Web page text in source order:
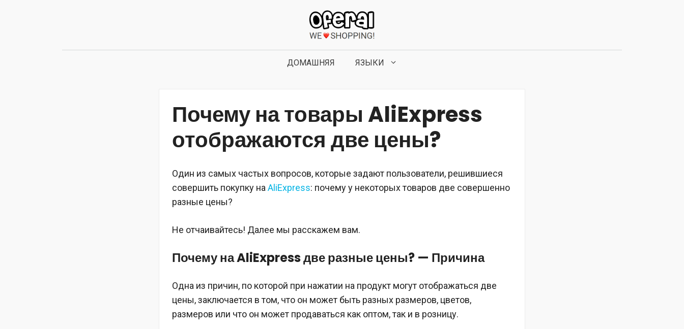
ДОМАШНЯЯ ЯЗЫКИ
Почему на товары AliExpress
отображаются две цены?
Один из самых частых вопросов, которые задают пользователи, решившиеся
совершить покупку наAliExpress: почему у некоторых товаров две совершенно
разные цены?
Не отчаивайтесь! Далее мы расскажем вам.
Почему на AliExpress две разные цены? — Причина
Одна из причин, по которой при нажатии на продукт могут отображаться две
цены, заключается в том, что он может быть разных размеров, цветов,
размеров или что он может продаваться как оптом, так и в розницу.